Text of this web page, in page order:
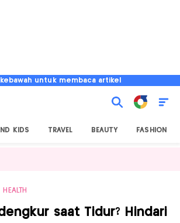
untuk membaca artikel
KIDS TRAVEL BEAUTY FASHION
HEALTH
saat Tidur? Hindari